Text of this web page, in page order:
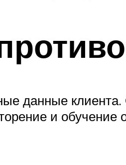
данные
и обучение